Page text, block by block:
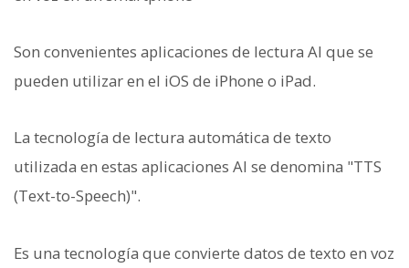
Son convenientes aplicaciones de lectura AI que se
pueden utilizar en el iOS de iPhone o iPad.
La tecnología de lectura automática de texto
utilizada en estas aplicaciones AI se denomina "TTS
(Text-to-Speech)".
Es una tecnología que convierte datos de texto en voz